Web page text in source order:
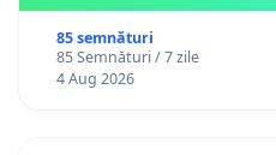
85 semnături
85 Semnături / 7 zile
4 Aug 2026